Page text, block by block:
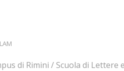
di Rimini / Scuola di Lettere